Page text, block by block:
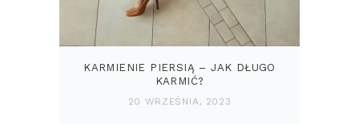
KARMIENIE PIERSIĄ – JAK DŁUGO
KARMIĆ?
20 WRZEŚNIA, 2023